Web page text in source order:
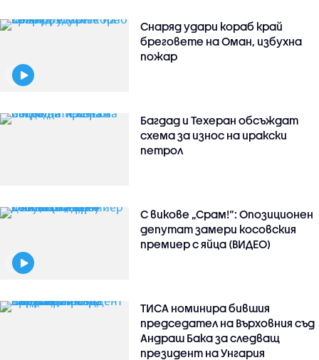
Снаряд удари кораб край
бреговете на Оман, избухна
пожар
Багдад и Техеран обсъждат
схема за износ на иракски
петрол
С викове „Срам!“: Опозиционен
депутат замери косовския
премиер с яйца (ВИДЕО)
ТИСА номинира бившия
председател на Върховния съд
Андраш Бака за следващ
президент на Унгария